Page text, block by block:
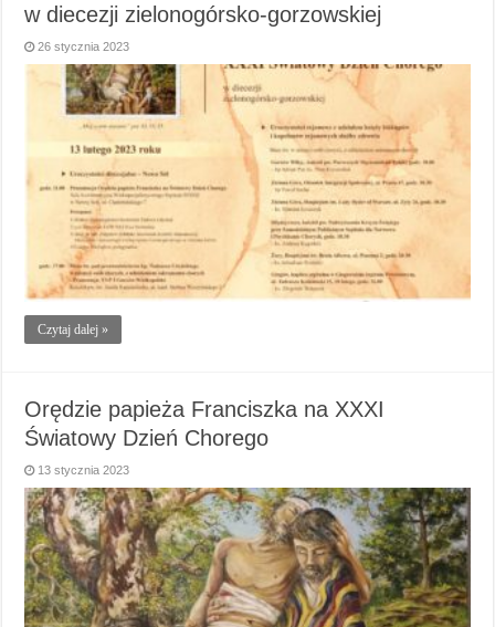
w diecezji zielonogórsko-gorzowskiej
26 stycznia 2023
Czytaj dalej »
Orędzie papieża Franciszka na XXXI
Światowy Dzień Chorego
13 stycznia 2023